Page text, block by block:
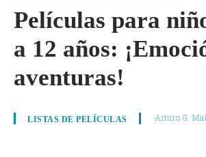
Películas para
a 12 años:
aventuras!
LISTAS DE PELÍCULAS Arturo G.